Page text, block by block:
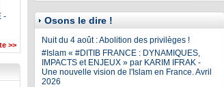
-
>>
Osons le dire !
Nuit du 4 août : Abolition des privilèges !
#Islam « #DITIB FRANCE : DYNAMIQUES,
IMPACTS et ENJEUX » par KARIM IFRAK -
Une nouvelle vision de l'Islam en France. Avril
2026